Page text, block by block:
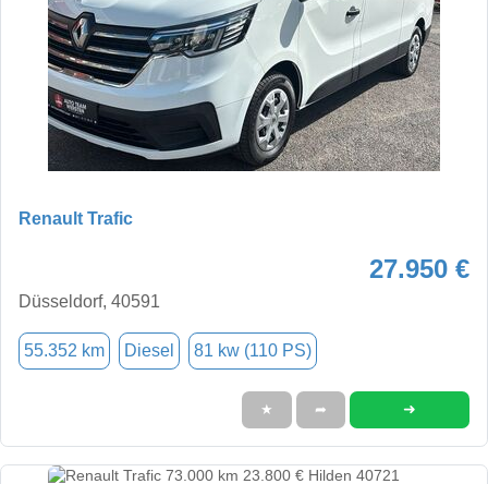
Renault Trafic
27.950 €
Düsseldorf, 40591
55.352 km Diesel 81 kw (110 PS)
★ ➦ ➜